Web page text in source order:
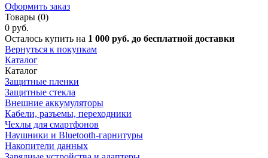
Оформить заказ
Товары (0)
0 руб.
Осталось купить на 1 000 руб. до бесплатной доставки
Вернуться к покупкам
Каталог
Каталог
Защитные пленки
Защитные стекла
Внешние аккумуляторы
Кабели, разъемы, переходники
Чехлы для смартфонов
Наушники и Bluetooth-гарнитуры
Накопители данных